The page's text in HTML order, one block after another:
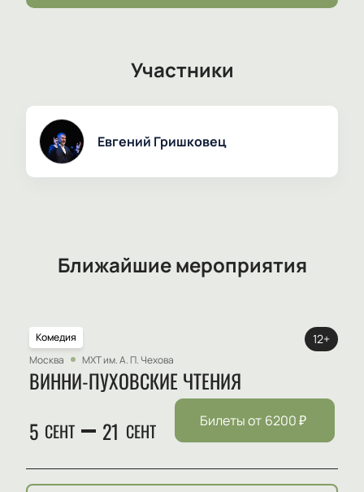
Участники
Евгений Гришковец
Ближайшие мероприятия
Комедия
Москва
МХТ им. А. П. Чехова
ВИННИ-ПУХОВСКИЕ ЧТЕНИЯ
5 СЕНТ 21 СЕНТ
12+
Билеты от 6200₽